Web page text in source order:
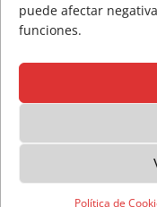
puede afectar
funciones.
Política de